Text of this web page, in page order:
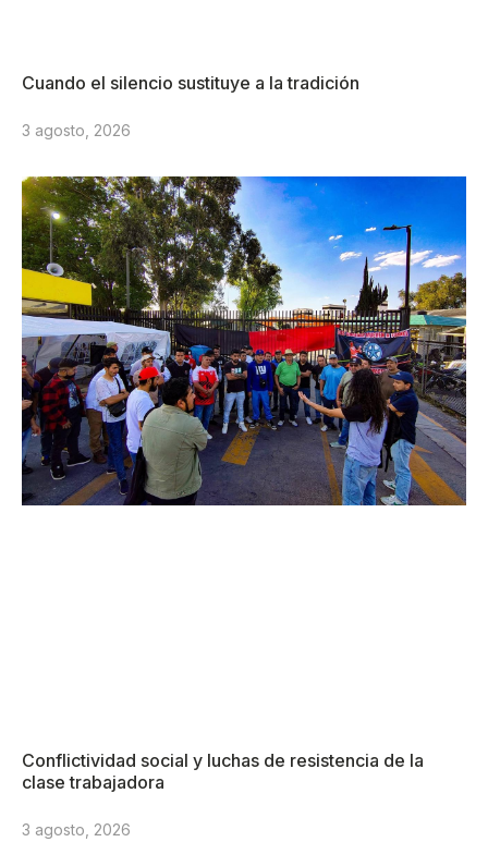
Cuando el silencio sustituye a la tradición
3 agosto, 2026
Conflictividad social y luchas de resistencia de la
clase trabajadora
3 agosto, 2026